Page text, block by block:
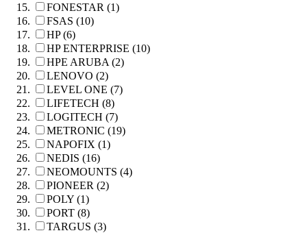
FONESTAR (1)
FSAS (10)
HP (6)
HP ENTERPRISE (10)
HPE ARUBA (2)
LENOVO (2)
LEVEL ONE (7)
LIFETECH (8)
LOGITECH (7)
METRONIC (19)
NAPOFIX (1)
NEDIS (16)
NEOMOUNTS (4)
PIONEER (2)
POLY (1)
PORT (8)
TARGUS (3)